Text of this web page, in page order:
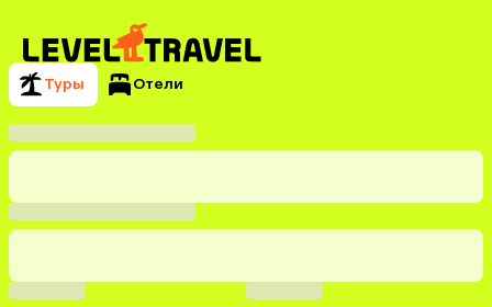
Туры Отели